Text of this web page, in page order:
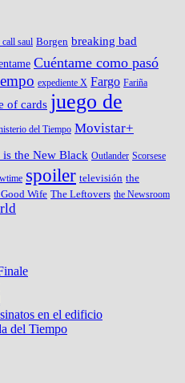
call saul Borgen breaking bad
Cuéntame como pasó
expediente X Fargo Fariña
of cards juego de
del Tiempo Movistar+
is the New Black Outlander Scorsese
spoiler televisión the
Wife The Leftovers the Newsroom
en el edificio
del Tiempo